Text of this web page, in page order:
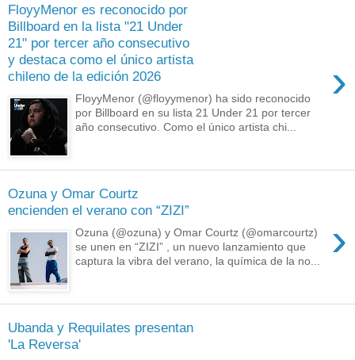
FloyyMenor es reconocido por
Billboard en la lista "21 Under
21" por tercer año consecutivo
y destaca como el único artista
chileno de la edición 2026
›
FloyyMenor (@floyymenor) ha sido reconocido
por Billboard en su lista 21 Under 21 por tercer
año consecutivo. Como el único artista chi...
Ozuna y Omar Courtz
encienden el verano con “ZIZI”
›
Ozuna (@ozuna) y Omar Courtz (@omarcourtz)
se unen en “ZIZI” , un nuevo lanzamiento que
captura la vibra del verano, la química de la no...
Ubanda y Requilates presentan
'La Reversa'